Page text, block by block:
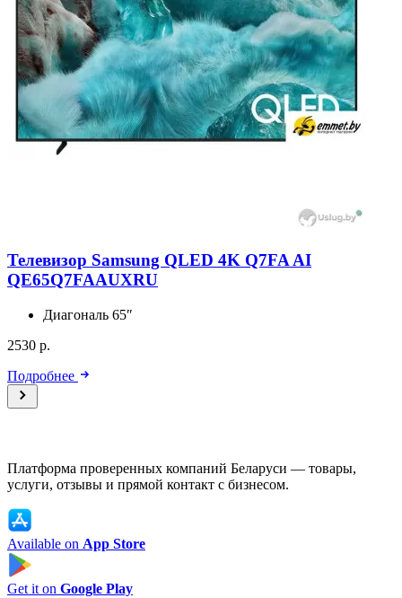
Телевизор Samsung QLED 4K Q7FA AI
QE65Q7FAAUXRU
Диагональ 65″
2530 р.
Подробнее
Платформа проверенных компаний Беларуси — товары,
услуги, отзывы и прямой контакт с бизнесом.
Available on App Store
Get it on Google Play